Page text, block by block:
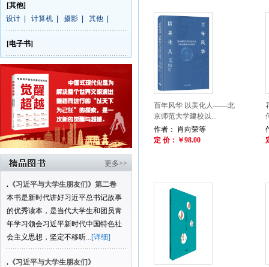
[其他]
设计
计算机 摄影 其他
[电子书]
更多>>
. 《习近平与大学生朋友们》第二卷
本书是新时代讲好习近平总书记故事
的优秀读本，是当代大学生和团员青
年学习领会习近平新时代中国特色社
会主义思想，坚定不移听...[详细]
. 《习近平与大学生朋友们》
百年风华 以美化人——北
京师范大学建校以...
作者： 肖向荣等
定 价：￥98.00